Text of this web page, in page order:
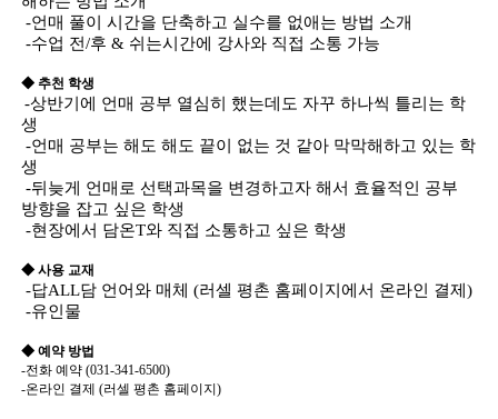
-언매 풀이 시간을 단축하고 실수를 없애는 방법 소개
-수업 전/후 & 쉬는시간에 강사와 직접 소통 가능
◆ 추천 학생
-상반기에 언매 공부 열심히 했는데도 자꾸 하나씩 틀리는 학
생
-언매 공부는 해도 해도 끝이 없는 것 같아 막막해하고 있는 학
생
-뒤늦게 언매로 선택과목을 변경하고자 해서 효율적인 공부
방향을 잡고 싶은 학생
-현장에서 담온T와 직접 소통하고 싶은 학생
◆ 사용 교재
-답ALL담 언어와 매체 (러셀 평촌 홈페이지에서 온라인 결제)
-유인물
◆ 예약 방법
-전화 예약 (031-341-6500)
-온라인 결제 (러셀 평촌 홈페이지)